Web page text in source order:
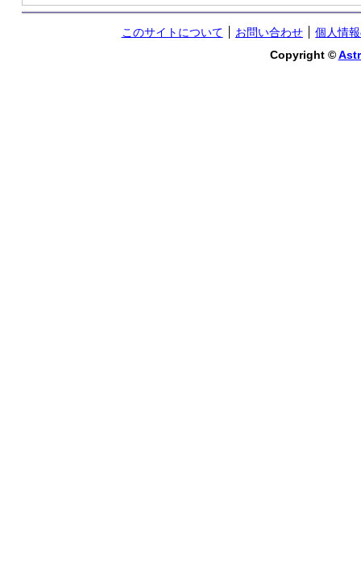
このサイトについて お問い合わせ
個人情
Copyright ©